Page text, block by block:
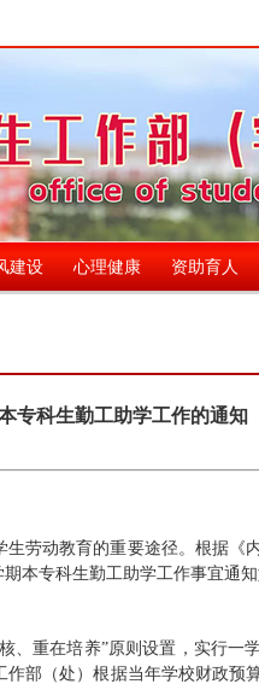
建设 心理健康 资助育人
专科生勤工助学工作的通知
劳动教育的重要途径。根据《
本专科生勤工助学工作事宜通知
、重在培养”原则设置，实行一
部（处）根据当年学校财政预